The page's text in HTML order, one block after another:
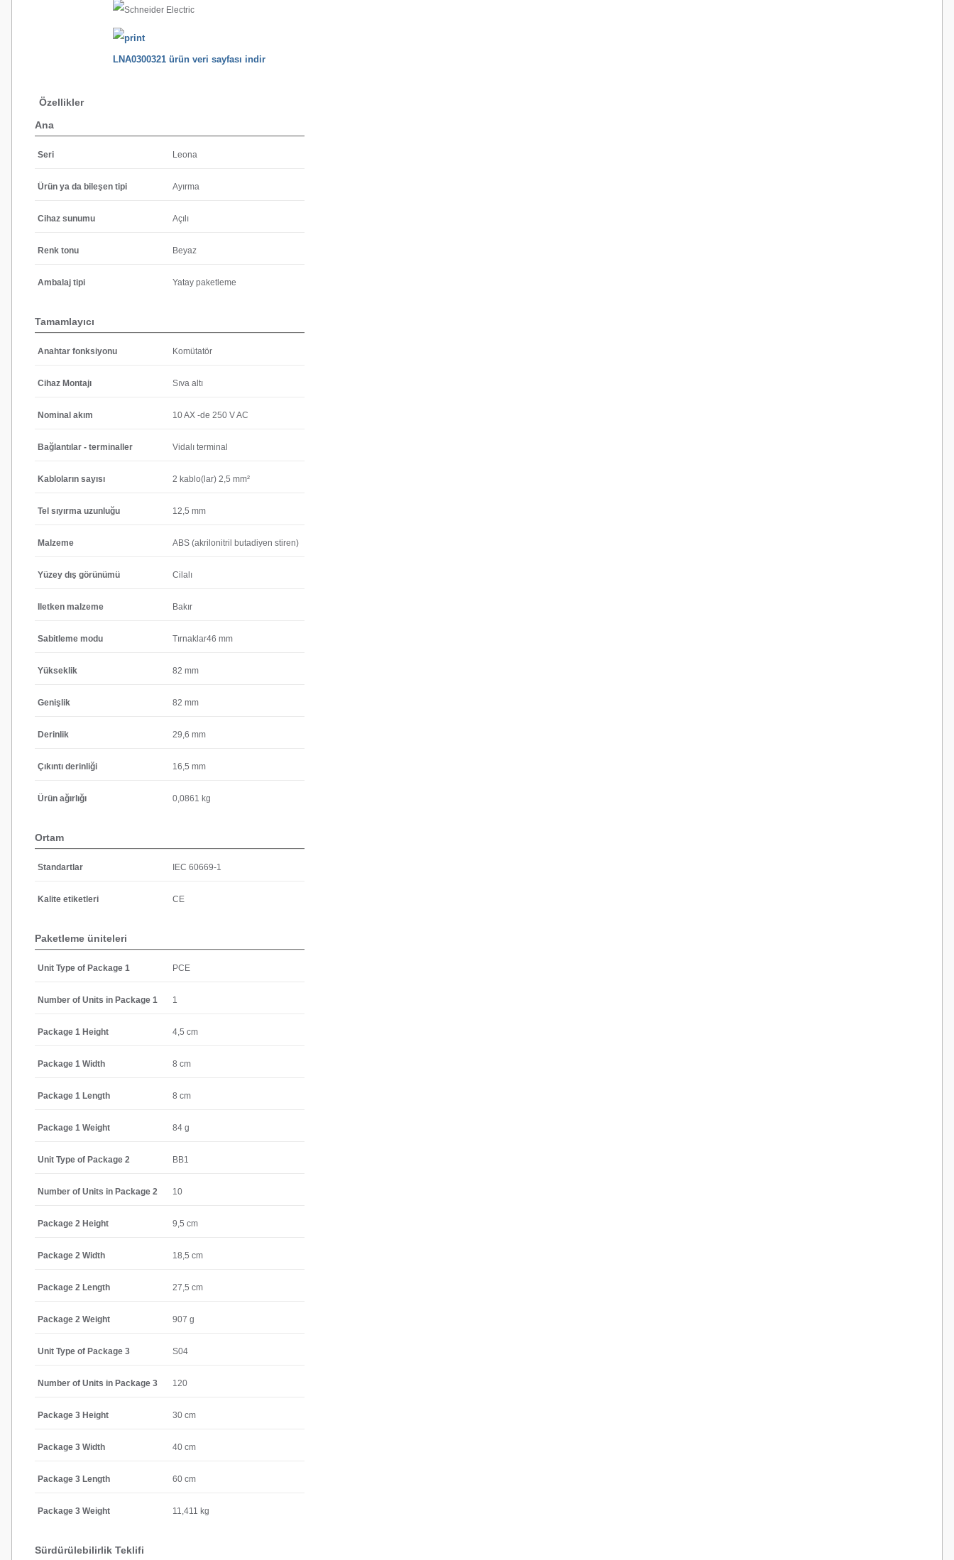
LNA0300321 ürün veri sayfası indir
Özellikler
Ana
Seri Leona
Ürün ya da bileşen tipi Ayırma
Cihaz sunumu Açılı
Renk tonu Beyaz
Ambalaj tipi Yatay paketleme
Tamamlayıcı
Anahtar fonksiyonu Komütatör
Cihaz Montajı Sıva altı
Nominal akım 10 AX -de 250 V AC
Bağlantılar - terminaller Vidalı terminal
Kabloların sayısı 2 kablo(lar) 2,5 mm²
Tel sıyırma uzunluğu 12,5 mm
Malzeme ABS (akrilonitril butadiyen stiren)
Yüzey dış görünümü Cilalı
Iletken malzeme Bakır
Sabitleme modu Tırnaklar46 mm
Yükseklik 82 mm
Genişlik 82 mm
Derinlik 29,6 mm
Çıkıntı derinliği 16,5 mm
Ürün ağırlığı 0,0861 kg
Ortam
Standartlar IEC 60669-1
Kalite etiketleri CE
Paketleme üniteleri
Unit Type of Package 1 PCE
Number of Units in Package 1 1
Package 1 Height 4,5 cm
Package 1 Width 8 cm
Package 1 Length 8 cm
Package 1 Weight 84 g
Unit Type of Package 2 BB1
Number of Units in Package 2 10
Package 2 Height 9,5 cm
Package 2 Width 18,5 cm
Package 2 Length 27,5 cm
Package 2 Weight 907 g
Unit Type of Package 3 S04
Number of Units in Package 3 120
Package 3 Height 30 cm
Package 3 Width 40 cm
Package 3 Length 60 cm
Package 3 Weight 11,411 kg
Sürdürülebilirlik Teklifi